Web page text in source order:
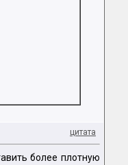
цитата
более плотную